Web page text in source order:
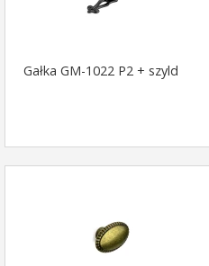
Gałka GM-1022 P2 + szyld